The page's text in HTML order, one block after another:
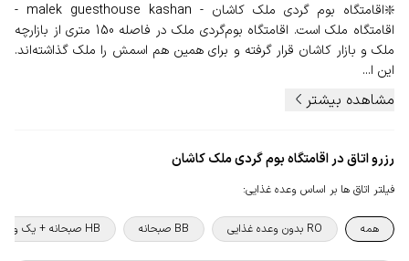
❇️اقامتگاه بوم گردی ملک کاشان - malek guesthouse kashan -
اقامتگاه ملک است. اقامتگاه بوم‌گردی ملک در فاصله 150 متری از بازارچه
ملک و بازار کاشان قرار گرفته و برای همین هم اسمش را ملک گذاشته‌اند.
این ا...
مشاهده بیشتر
رزرو اتاق در اقامتگاه بوم گردی ملک کاشان
فیلتر اتاق ها بر اساس وعده غذایی:
همه RO بدون وعده غذایی BB صبحانه HB صبحانه + یک وعده غذا